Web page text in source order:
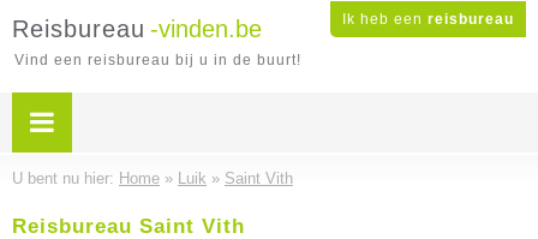
Ik heb een reisbureau
Reisbureau -vinden.be
Vind een reisbureau bij u in de buurt!
U bent nu hier: Home » Luik » Saint Vith
Reisbureau Saint Vith